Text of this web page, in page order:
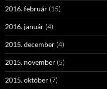
2016. február (15)
2016. január (4)
2015. december (4)
2015. november (5)
2015. október (7)